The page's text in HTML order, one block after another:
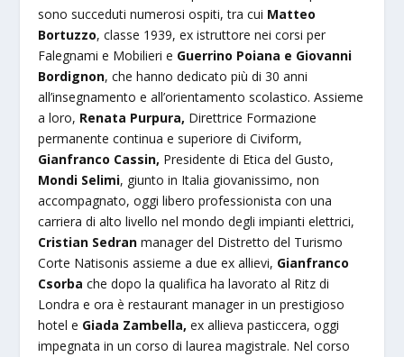
sono succeduti numerosi ospiti, tra cui Matteo
Bortuzzo, classe 1939, ex istruttore nei corsi per
Falegnami e Mobilieri e Guerrino Poiana e Giovanni
Bordignon, che hanno dedicato più di 30 anni
all’insegnamento e all’orientamento scolastico. Assieme
a loro, Renata Purpura, Direttrice Formazione
permanente continua e superiore di Civiform,
Gianfranco Cassin, Presidente di Etica del Gusto,
Mondi Selimi, giunto in Italia giovanissimo, non
accompagnato, oggi libero professionista con una
carriera di alto livello nel mondo degli impianti elettrici,
Cristian Sedranmanager del Distretto del Turismo
Corte Natisonis assieme a due ex allievi, Gianfranco
Csorba che dopo la qualifica ha lavorato al Ritz di
Londra e ora è restaurant manager in un prestigioso
hotel e Giada Zambella,ex allieva pasticcera, oggi
impegnata in un corso di laurea magistrale. Nel corso